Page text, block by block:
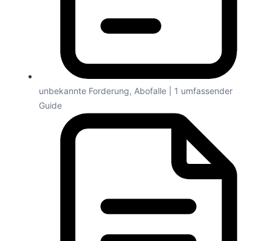
unbekannte Forderung, Abofalle | 1 umfassender
Guide